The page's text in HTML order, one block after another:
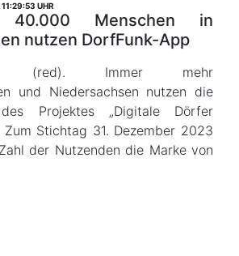
UHR
Menschen in
nutzen DorfFunk-App
(red). Immer mehr
und Niedersachsen nutzen die
des Projektes „Digitale Dörfer
Zum Stichtag 31. Dezember 2023
der Nutzenden die Marke von